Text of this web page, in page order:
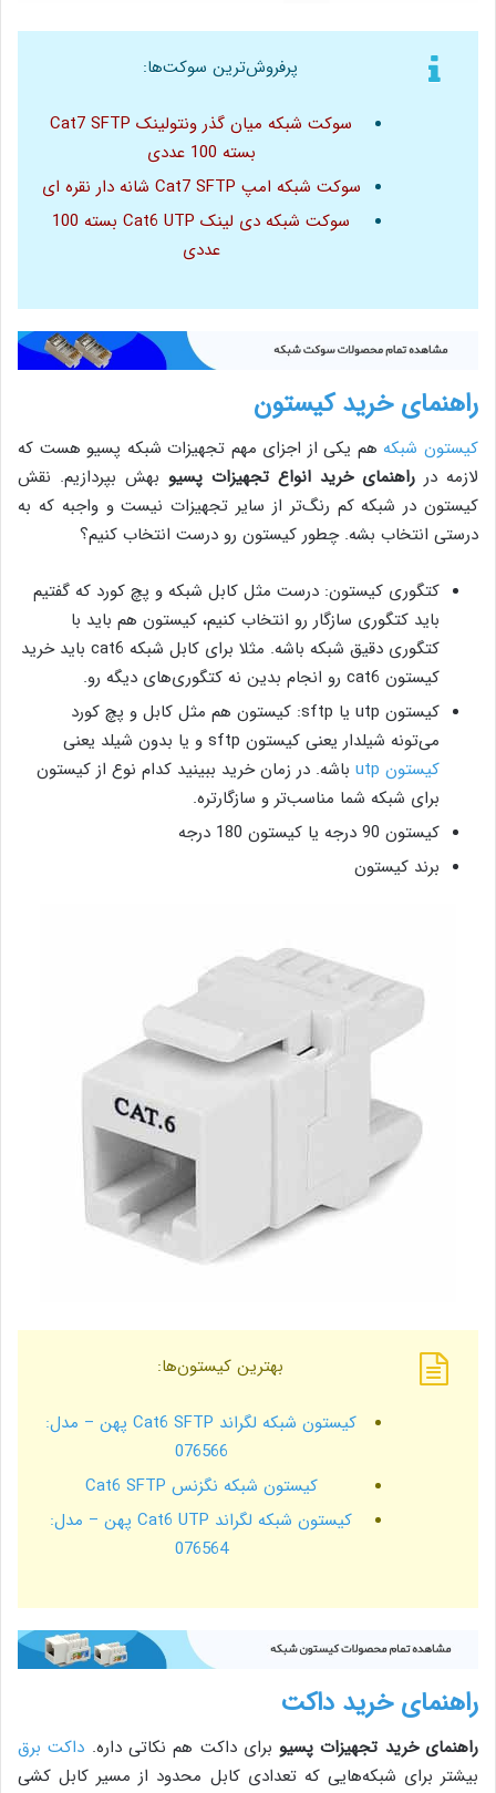
پرفروش‌ترین سوکت‌ها:
سوکت شبکه میان گذر ونتولینک Cat7 SFTP
بسته 100 عددی
سوکت شبکه امپ Cat7 SFTP شانه دار نقره ای
سوکت شبکه دی لینک Cat6 UTP بسته 100
عددی
راهنمای خرید کیستون
کیستون شبکه هم یکی از اجزای مهم تجهیزات شبکه پسیو هست که
لازمه در راهنمای خرید انواع تجهیزات پسیو بهش بپردازیم. نقش
کیستون در شبکه کم رنگ‌تر از سایر تجهیزات نیست و واجبه که به
درستی انتخاب بشه. چطور کیستون رو درست انتخاب کنیم؟
کتگوری کیستون: درست مثل کابل شبکه و پچ کورد که گفتیم
باید کتگوری سازگار رو انتخاب کنیم، کیستون هم باید با
کتگوری دقیق شبکه باشه. مثلا برای کابل شبکه cat6 باید خرید
کیستون cat6 رو انجام بدین نه کتگوری‌های دیگه رو.
کیستون utp یا sftp: کیستون هم مثل کابل و پچ کورد
می‌تونه شیلدار یعنی کیستون sftp و یا بدون شیلد یعنی
کیستون utp
باشه. در زمان خرید ببینید کدام نوع از کیستون
برای شبکه شما مناسب‌تر و سازگارتره.
کیستون 90 درجه یا کیستون 180 درجه
برند کیستون
بهترین کیستون‌ها:
کیستون شبکه لگراند Cat6 SFTP پهن – مدل:
076566
کیستون شبکه نگزنس Cat6 SFTP
کیستون شبکه لگراند Cat6 UTP پهن – مدل:
076564
راهنمای خرید داکت
راهنمای خرید تجهیزات پسیوبرای داکت هم نکاتی داره. داکت برق
بیشتر برای شبکه‌هایی که تعدادی کابل محدود از مسیر کابل کشی